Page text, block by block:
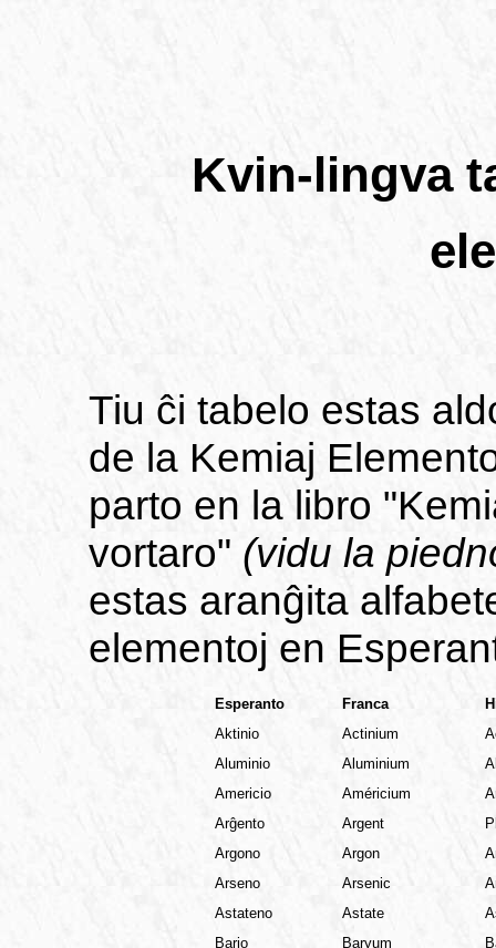
Kvin-lingva
Tiu ĉi tabelo estas
de la Kemiaj
parto en la libro
vortaro" (vidu la
estas aranĝita
elementoj en
Esperanto Franca
Aktinio
Actinium
Aluminio
Aluminium
Americio
Américium
Arĝento
Argent
Argono
Argon
Arseno
Arsenic
Astateno
Astate
Bario
Baryum